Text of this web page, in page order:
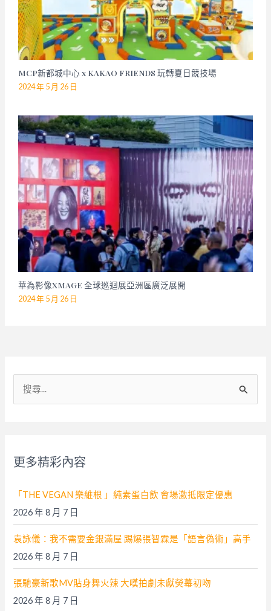
MCP新都城中心 x KAKAO FRIENDS 玩轉夏日競技場
2024 年 5 月 26 日
華為影像XMAGE 全球巡迴展亞洲區廣泛展開
2024 年 5 月 26 日
:
更多精彩內容
「THE VEGAN 樂維根 」純素蛋白飲 會場激抵限定優惠
2026 年 8 月 7 日
袁詠儀：我不需要金銀滿屋 踢爆張智霖是「語言偽術」高手
2026 年 8 月 7 日
張馳豪新歌MV貼身舞火辣 大嘆拍劇未獻熒幕初吻
2026 年 8 月 7 日